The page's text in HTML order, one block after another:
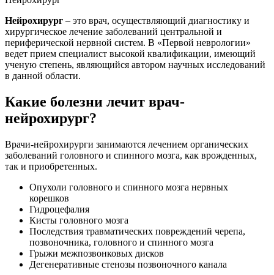
Нейрохирург – это врач, осуществляющий диагностику и
хирургическое лечение заболеваний центральной и
периферической нервной систем. В «Первой неврологии»
ведет прием специалист высокой квалификации, имеющий
ученую степень, являющийся автором научных исследований
в данной области.
Какие болезни лечит врач-
нейрохирург?
Врачи-нейрохирурги занимаются лечением органических
заболеваний головного и спинного мозга, как врожденных,
так и приобретенных.
Опухоли головного и спинного мозга нервных
корешков
Гидроцефалия
Кисты головного мозга
Последствия травматических повреждений черепа,
позвоночника, головного и спинного мозга
Грыжи межпозвонковых дисков
Дегенеративные стенозы позвоночного канала